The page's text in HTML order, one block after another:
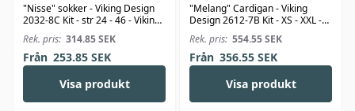
"Nisse" sokker - Viking Design
2032-8C Kit - str 24 - 46 - Viking
Alpaca Storm
Rek. pris: 314.85SEK
Från 253.85SEK
Visa produkt
"Melang" Cardigan - Viking
Design 2612-7B Kit - XS - XXL -
Viking Bambino
Rek. pris: 554.55SEK
Från 356.55SEK
Visa produkt